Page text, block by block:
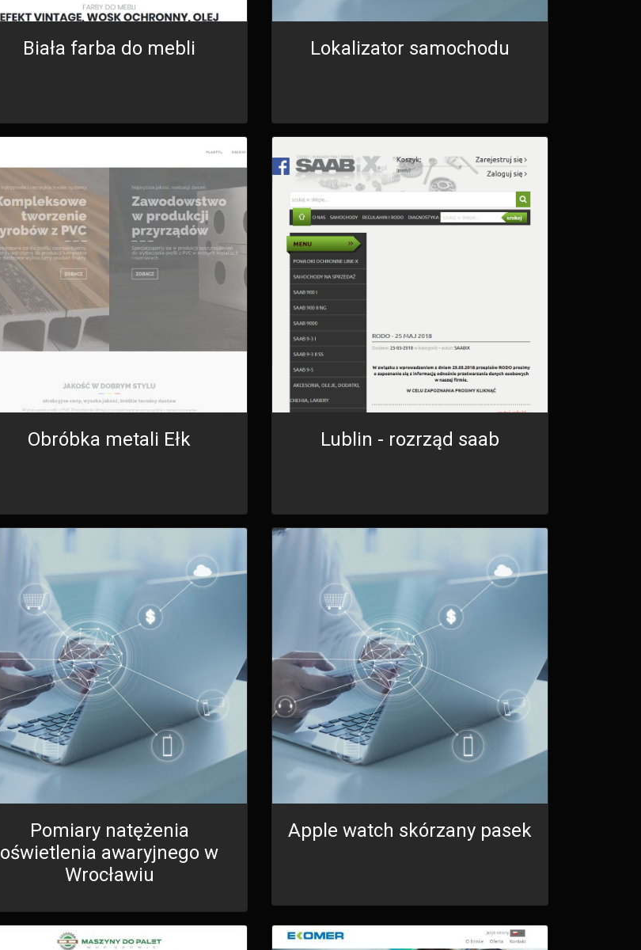
Biała farba do mebli Lokalizator samochodu
Obróbka metali Ełk Lublin - rozrząd saab
Pomiary natężenia
oświetlenia awaryjnego w
Wrocławiu
Apple watch skórzany pasek